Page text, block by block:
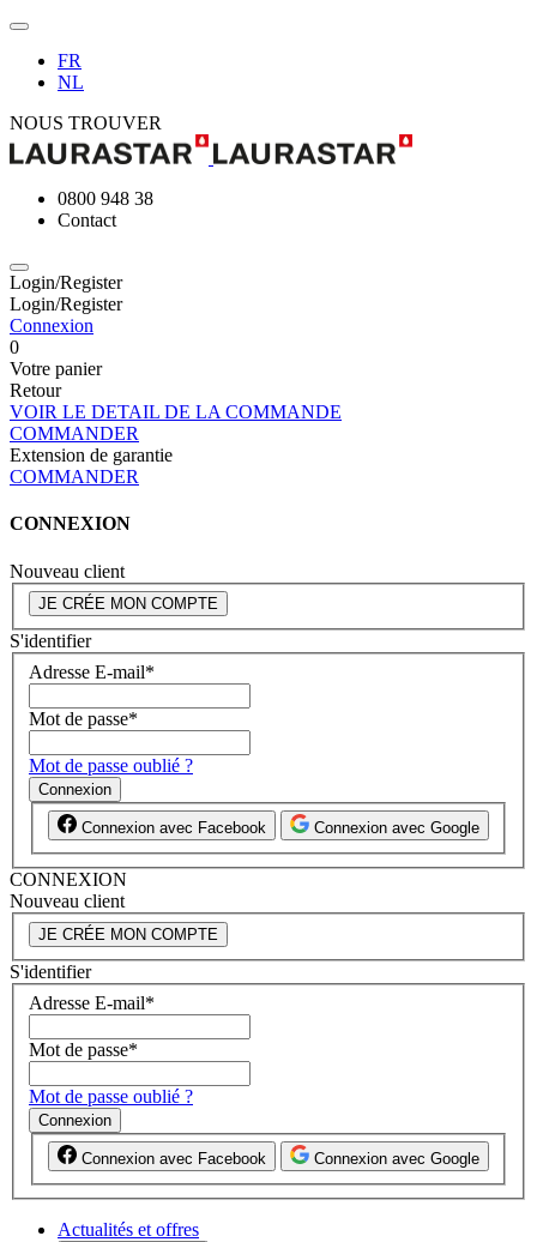
FR
NL
NOUS TROUVER
0800 948 38
Contact
Login/Register
Login/Register
Connexion
0
Votre panier
Retour
VOIR LE DETAIL DE LA COMMANDE
COMMANDER
Extension de garantie
COMMANDER
CONNEXION
Nouveau client
JE CRÉE MON COMPTE
S'identifier
Adresse E-mail*
Mot de passe*
Mot de passe oublié ?
Connexion
Connexion avec Facebook Connexion avec Google
CONNEXION
Nouveau client
JE CRÉE MON COMPTE
S'identifier
Adresse E-mail*
Mot de passe*
Mot de passe oublié ?
Connexion
Connexion avec Facebook Connexion avec Google
Actualités et offres